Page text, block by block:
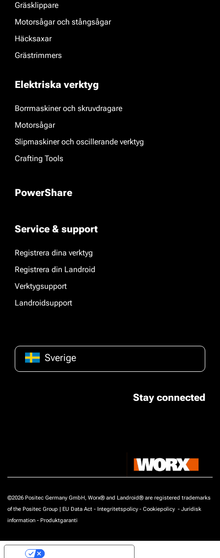
Gräsklippare
Motorsågar och stångsågar
Häcksaxar
Grästrimmers
Elektriska verktyg
Borrmaskiner och skruvdragare
Motorsågar
Slipmaskiner och oscillerande verktyg
Crafting Tools
PowerShare
Service & support
Registrera dina verktyg
Registrera din Landroid
Verktygsupport
Landroidsupport
Sverige
Stay connected
©2026 Positec Germany GmbH, Worx® and Landroid® are registered trademarks
of the Positec Group | EU Data Act - Integritetspolicy - Cookiepolicy - Juridisk
information - Produktgaranti
Your Privacy Choices